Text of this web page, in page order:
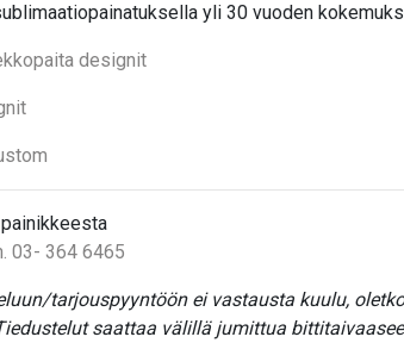
yli 30 vuoden
designit
03- 364 6465
tarjouspyyntöön ei vastausta kuulu,
saattaa välillä jumittua